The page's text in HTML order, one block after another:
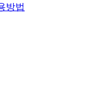
방법